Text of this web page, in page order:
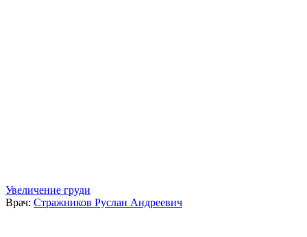
Увеличение груди
Врач: Стражников Руслан Андреевич